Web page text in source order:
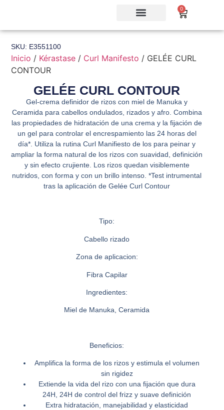
0
SKU: E3551100
Inicio / Kérastase / Curl Manifesto / GELÉE CURL
CONTOUR
GELÉE CURL CONTOUR
Gel-crema definidor de rizos con miel de Manuka y
Ceramida para cabellos ondulados, rizados y afro. Combina
las propiedades de hidratación de una crema y la fijación de
un gel para controlar el encrespamiento las 24 horas del
día*. Utiliza la rutina Curl Manifiesto de los para peinar y
ampliar la forma natural de los rizos con suavidad, definición
y sin efecto crujiente. Los rizos quedan visiblemente
nutridos, con forma y con un brillo intenso. *Test intrumental
tras la aplicación de Gelée Curl Contour
Tipo:
Cabello rizado
Zona de aplicacion:
Fibra Capilar
Ingredientes:
Miel de Manuka, Ceramida
Beneficios:
Amplifica la forma de los rizos y estimula el volumen
sin rigidez
Extiende la vida del rizo con una fijación que dura
24H, 24H de control del frizz y suave definición
Extra hidratación, manejabilidad y elasticidad